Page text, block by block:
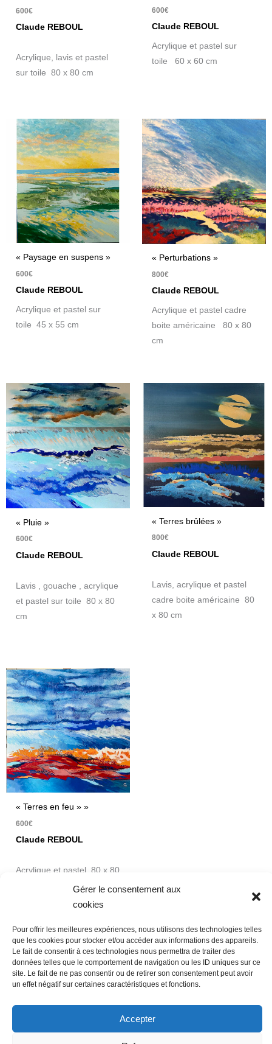
Gérer le consentement aux
cookies
Pour offrir les meilleures expériences, nous utilisons des technologies telles
que les cookies pour stocker et/ou accéder aux informations des appareils.
Le fait de consentir à ces technologies nous permettra de traiter des
données telles que le comportement de navigation ou les ID uniques sur ce
site. Le fait de ne pas consentir ou de retirer son consentement peut avoir
un effet négatif sur certaines caractéristiques et fonctions.
Accepter
600€
Claude REBOUL
Acrylique, lavis et pastel
sur toile 80 x 80 cm
600€
Claude REBOUL
Acrylique et pastel sur
toile 60 x 60 cm
« Paysage en suspens »
600€
Claude REBOUL
Acrylique et pastel sur
toile 45 x 55 cm
« Perturbations »
800€
Claude REBOUL
Acrylique et pastel cadre
boite américaine 80 x 80
cm
« Pluie »
600€
Claude REBOUL
Lavis , gouache , acrylique
et pastel sur toile 80 x 80
cm
« Terres brûlées »
800€
Claude REBOUL
Lavis, acrylique et pastel
cadre boite américaine 80
x 80 cm
« Terres en feu » »
600€
Claude REBOUL
Acrylique et pastel 80 x 80
Nous contacter
Conditions Générales de Ventes
Politique de confidentialité
Mentions légales
Mon compte